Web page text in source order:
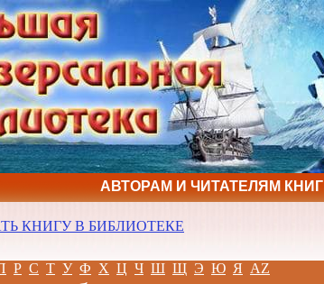
АВТОРАМ И ЧИТАТЕЛЯМ КНИГ
КНИГУ В БИБЛИОТЕКЕ
Р С Т У Ф Х Ц Ч Ш Щ Э Ю Я AZ